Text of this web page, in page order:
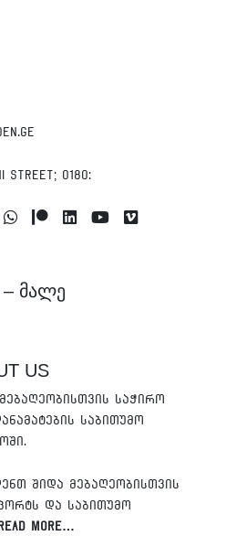
Street; 0180:
TelegramWhatsappPatreonLinkedinYoutube
მალე
US
საჭირო
საბითუმო
შიდა მებაღეობისთვის
და საბითუმო
More…